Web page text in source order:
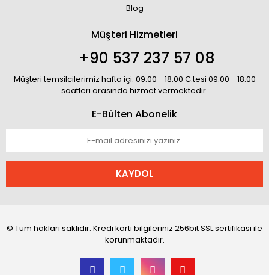
Blog
Müşteri Hizmetleri
+90 537 237 57 08
Müşteri temsilcilerimiz hafta içi: 09:00 - 18:00 C.tesi 09:00 - 18:00
saatleri arasında hizmet vermektedir.
E-Bülten Abonelik
KAYDOL
© Tüm hakları saklıdır. Kredi kartı bilgileriniz 256bit SSL sertifikası ile
korunmaktadır.